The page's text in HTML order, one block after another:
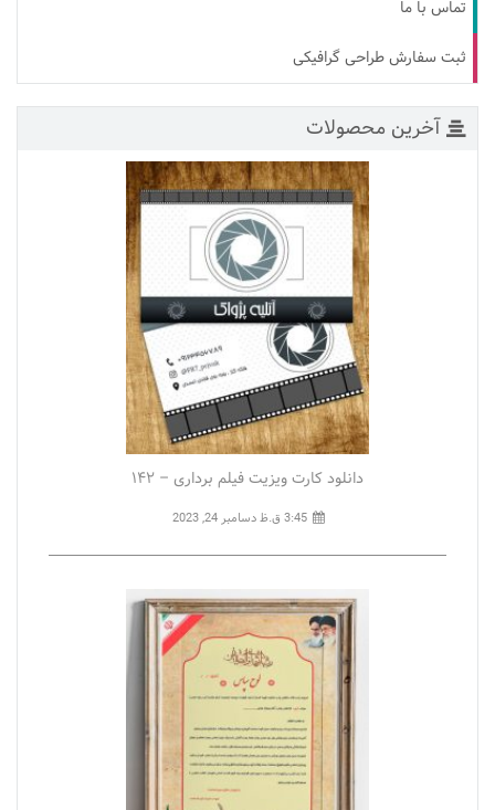
تماس با ما
ثبت سفارش طراحی گرافیکی
آخرین محصولات
دانلود کارت ویزیت فیلم برداری – ۱۴۲
3:45 ق.ظ دسامبر 24, 2023